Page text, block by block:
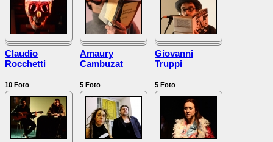
Claudio
Rocchetti
10 Foto
Amaury
Cambuzat
5 Foto
Giovanni
Truppi
5 Foto